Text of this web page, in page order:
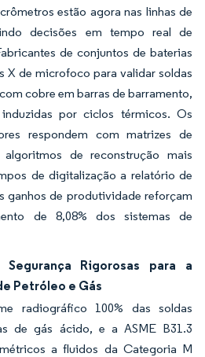
estão agora nas linhas de
decisões em tempo real de
de conjuntos de baterias
X de microfoco para validar soldas
cobre em barras de barramento,
por ciclos térmicos. Os
respondem com matrizes de
de reconstrução mais
de digitalização a relatório de
ganhos de produtividade reforçam
de 8,08% dos sistemas de
Segurança Rigorosas para a
Petróleo e Gás
radiográfico 100% das soldas
de gás ácido, e a ASME B31.3
a fluidos da Categoria M